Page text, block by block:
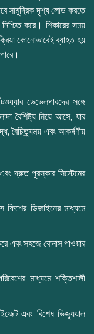
সামুদ্রিক দৃশ্য লোড করতে
করে। শিকারের সময়
কোনোভাবেই ব্যাহত হয়
ডেভেলপারদের সঙ্গে
বৈশিষ্ট্য নিয়ে আসে, যার
বৈচিত্র্যময় এবং আকর্ষণীয়
দ্রুত পুরস্কার সিস্টেমের
ডিজাইনের মাধ্যমে
এবং সহজে বোনাস পাওয়ার
মাধ্যমে শক্তিশালী
এবং বিশেষ ভিজ্যুয়াল